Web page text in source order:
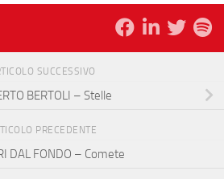
SUCCESSIVO
BERTOLI – Stelle
PRECEDENTE
DAL FONDO – Comete